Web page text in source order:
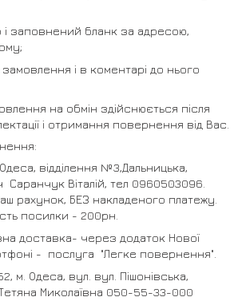
і заповнений бланк за адресою,
і в коментарі до нього
на обмін здійснюється після
і отримання повернення від Вас.
відділення №3,Дальницька,
Віталій, тел 0960503096.
рахунок, БЕЗ накладеного платежу.
посилки - 200рн.
доставка- через додаток Нової
- послуга "Легке повернення".
м. Одеса, вул. вул. Пішонівська,
Миколаївна 050-55-33-000